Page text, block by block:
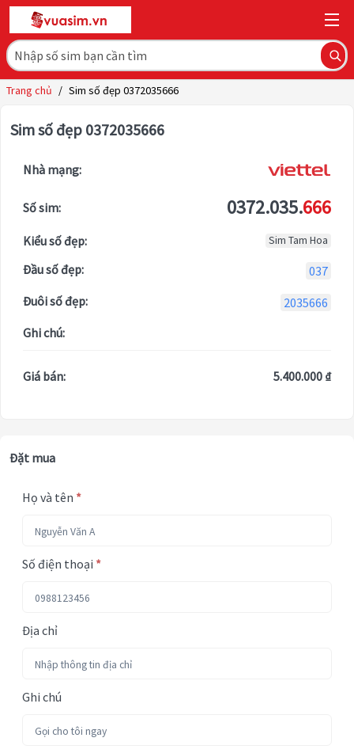
Trang chủ / Sim số đẹp 0372035666
Sim số đẹp 0372035666
Nhà mạng:
Số sim: 0372.035.666
Kiểu số đẹp: Sim Tam Hoa
Đầu số đẹp:
037
Đuôi số đẹp:
2035666
Ghi chú:
Giá bán: 5.400.000 ₫
Đặt mua
Họ và tên *
Số điện thoại *
Địa chỉ
Ghi chú